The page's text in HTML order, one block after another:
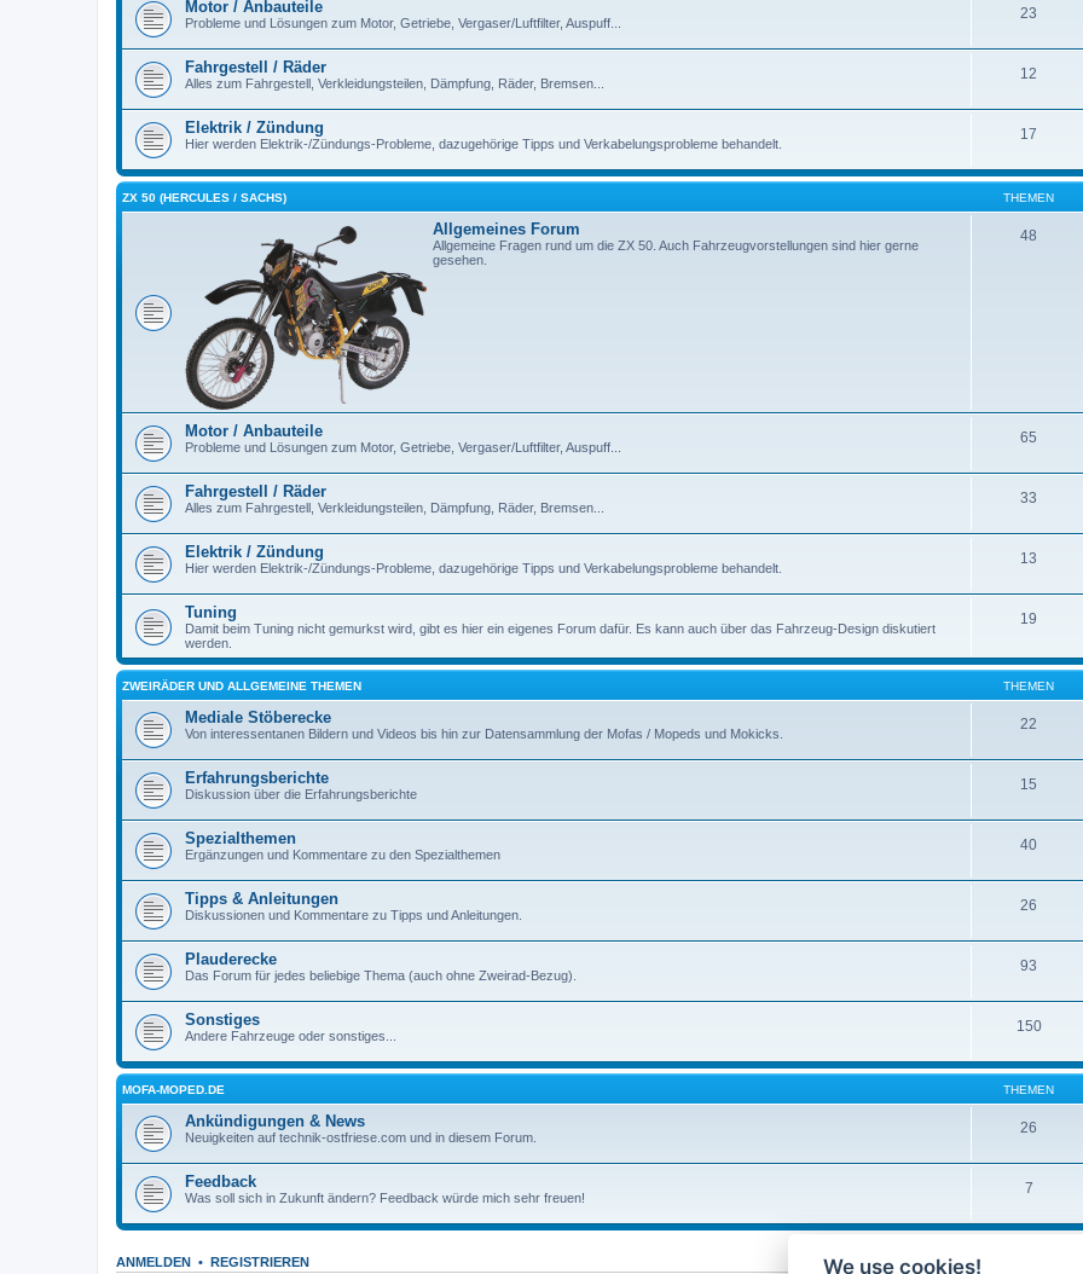
Motor / Anbauteile
Probleme und Lösungen zum Motor, Getriebe, Vergaser/Luftfilter, Auspuff...
23
Fahrgestell / Räder
Alles zum Fahrgestell, Verkleidungsteilen, Dämpfung, Räder, Bremsen...
12
Elektrik / Zündung
Hier werden Elektrik-/Zündungs-Probleme, dazugehörige Tipps und Verkabelungsprobleme behandelt.
17
ZX 50 (HERCULES / SACHS) THEMEN
Allgemeines Forum
Allgemeine Fragen rund um die ZX 50. Auch Fahrzeugvorstellungen sind hier gerne
gesehen.
48
Motor / Anbauteile
Probleme und Lösungen zum Motor, Getriebe, Vergaser/Luftfilter, Auspuff...
65
Fahrgestell / Räder
Alles zum Fahrgestell, Verkleidungsteilen, Dämpfung, Räder, Bremsen...
33
Elektrik / Zündung
Hier werden Elektrik-/Zündungs-Probleme, dazugehörige Tipps und Verkabelungsprobleme behandelt.
13
Tuning
Damit beim Tuning nicht gemurkst wird, gibt es hier ein eigenes Forum dafür. Es kann auch über das Fahrzeug-Design diskutiert
werden.
19
ZWEIRÄDER UND ALLGEMEINE THEMEN THEMEN
Mediale Stöberecke
Von interessentanen Bildern und Videos bis hin zur Datensammlung der Mofas / Mopeds und Mokicks.
22
Erfahrungsberichte
Diskussion über die Erfahrungsberichte
15
Spezialthemen
Ergänzungen und Kommentare zu den Spezialthemen
40
Tipps & Anleitungen
Diskussionen und Kommentare zu Tipps und Anleitungen.
26
Plauderecke
Das Forum für jedes beliebige Thema (auch ohne Zweirad-Bezug).
93
Sonstiges
Andere Fahrzeuge oder sonstiges...
150
MOFA-MOPED.DE THEMEN
Ankündigungen & News
Neuigkeiten auf technik-ostfriese.com und in diesem Forum.
26
Feedback
Was soll sich in Zukunft ändern? Feedback würde mich sehr freuen!
7
ANMELDEN • REGISTRIEREN We use cookies!